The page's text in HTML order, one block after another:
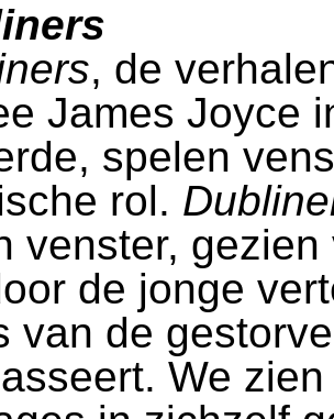
, de
James Joyce
spelen
rol.
venster, gezien
de jonge
van de
We zien